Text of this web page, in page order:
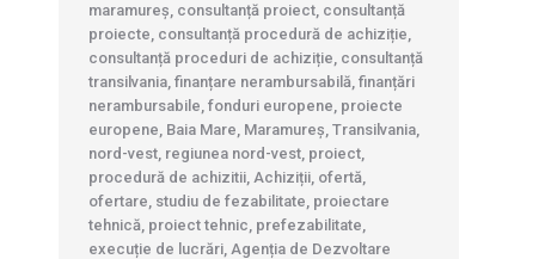
maramureș, consultanță proiect, consultanță
proiecte, consultanță procedură de achiziție,
consultanță proceduri de achiziție, consultanță
transilvania, finanțare nerambursabilă, finanțări
nerambursabile, fonduri europene, proiecte
europene, Baia Mare, Maramureș, Transilvania,
nord-vest, regiunea nord-vest, proiect,
procedură de achizitii, Achiziții, ofertă,
ofertare, studiu de fezabilitate, proiectare
tehnică, proiect tehnic, prefezabilitate,
execuție de lucrări, Agenția de Dezvoltare